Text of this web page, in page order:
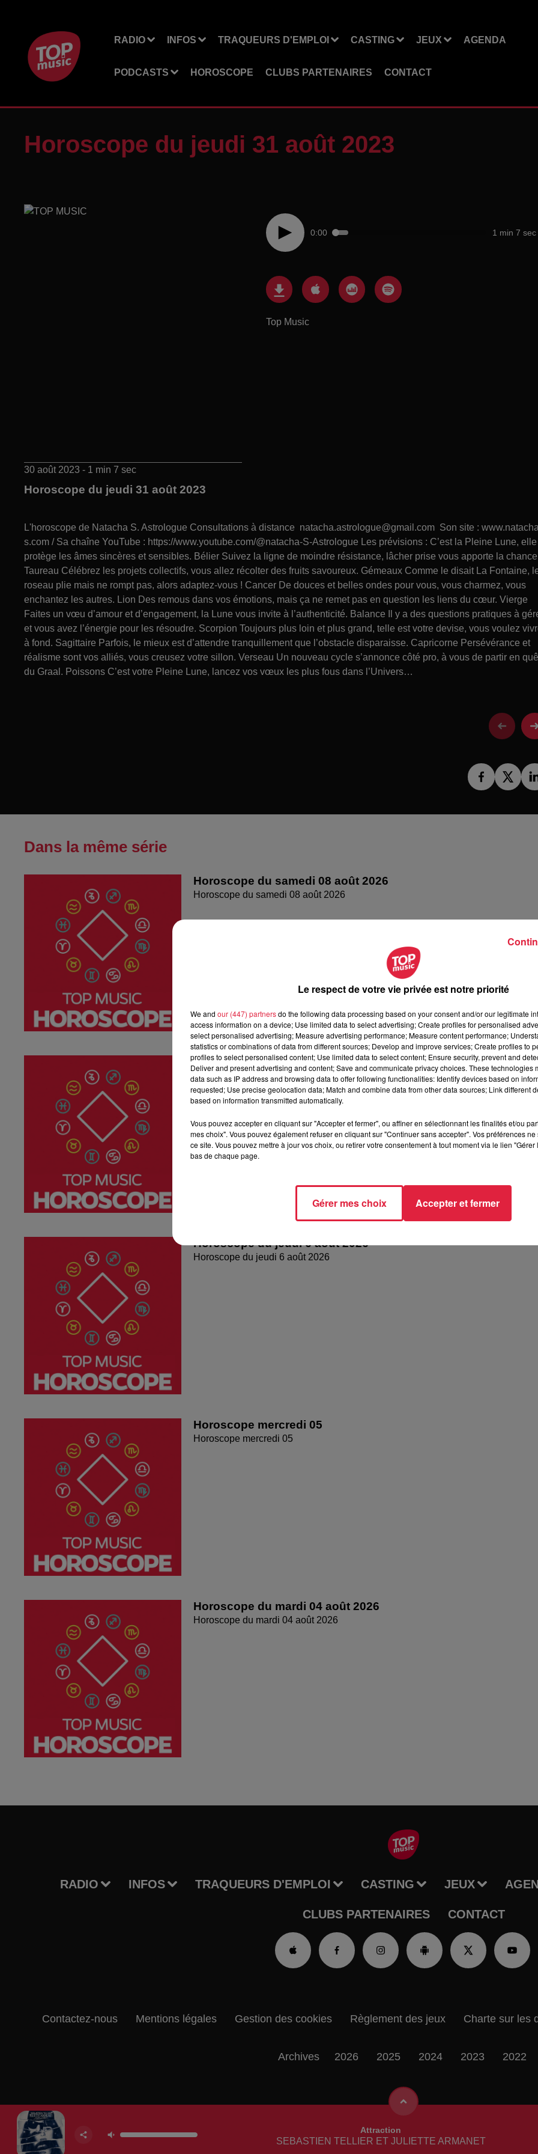
RADIO INFOS TRAQUEURS D'EMPLOI CASTING JEUX AGENDA
PODCASTS HOROSCOPE CLUBS PARTENAIRES CONTACT
Horoscope du jeudi 31 août 2023
0:00 1 min 7 sec
Top Music
30 août 2023 - 1 min 7 sec
Horoscope du jeudi 31 août 2023
L'horoscope de Natacha S. Astrologue Consultations à distance natacha.astrologue@gmail.com Son site :
s.com / Sa chaîne YouTube : https://www.youtube.com/@natacha-S-Astrologue Les prévisions : C’est la Pleine Lune, elle
protège les âmes sincères et sensibles. Bélier Suivez la ligne de moindre résistance, lâcher prise vous apporte la
Taureau Célébrez les projets collectifs, vous allez récolter des fruits savoureux. Gémeaux Comme le disait La Fontaine,
roseau plie mais ne rompt pas, alors adaptez-vous ! Cancer De douces et belles ondes pour vous, vous charmez, vous
enchantez les autres. Lion Des remous dans vos émotions, mais ça ne remet pas en question les liens du cœur. Vierge
Faites un vœu d’amour et d’engagement, la Lune vous invite à l’authenticité. Balance Il y a des questions pratiques à
et vous avez l’énergie pour les résoudre. Scorpion Toujours plus loin et plus grand, telle est votre devise, vous voulez
à fond. Sagittaire Parfois, le mieux est d’attendre tranquillement que l’obstacle disparaisse. Capricorne Persévérance et
réalisme sont vos alliés, vous creusez votre sillon. Verseau Un nouveau cycle s’annonce côté pro, à vous de partir en
du Graal. Poissons C’est votre Pleine Lune, lancez vos vœux les plus fous dans l’Univers…
Dans la même série
Horoscope du samedi 08 août 2026
Horoscope du samedi 08 août 2026
Horoscope du vendredi 07 août 2026
Horoscope du vendredi 07 août 2026
Horoscope du jeudi 6 août 2026
Horoscope du jeudi 6 août 2026
Horoscope mercredi 05
Horoscope mercredi 05
Horoscope du mardi 04 août 2026
Horoscope du mardi 04 août 2026
RADIO INFOS TRAQUEURS D'EMPLOI CASTING JEUX
CLUBS PARTENAIRES CONTACT
Attraction
SEBASTIEN TELLIER ET JULIETTE ARMANET
Contactez-nous Mentions légales Gestion des cookies Règlement des jeux Charte sur les
Archives 2026 2025 2024 2023 2022
Le respect de votre vie privée est notre priorité
We and our (447) partnersdo the following data processing based on your consent and/or our legitimate
access information on a device; Use limited data to select advertising; Create profiles for personalised
select personalised advertising; Measure advertising performance; Measure content performance;
statistics or combinations of data from different sources; Develop and improve services; Create profiles to
profiles to select personalised content; Use limited data to select content; Ensure security, prevent and
Deliver and present advertising and content; Save and communicate privacy choices. These technologies
data such as IP address and browsing data to offer following functionalities: Identify devices based on
requested; Use precise geolocation data; Match and combine data from other data sources; Link different
based on information transmitted automatically.
Vous pouvez accepter en cliquant sur "Accepter et fermer", ou affiner en sélectionnant les finalités et/ou
mes choix". Vous pouvez également refuser en cliquant sur "Continuer sans accepter". Vos préférences
ce site. Vous pouvez mettre à jour vos choix, ou retirer votre consentement à tout moment via le lien
bas de chaque page.
Gérer mes choix Accepter et fermer